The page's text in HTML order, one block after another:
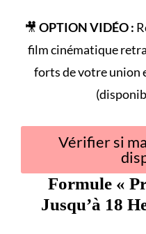
🎥 OPTION VIDÉO :
film cinématique
fortsde votre union
Vérifier si
Formule «
Jusqu’à 18